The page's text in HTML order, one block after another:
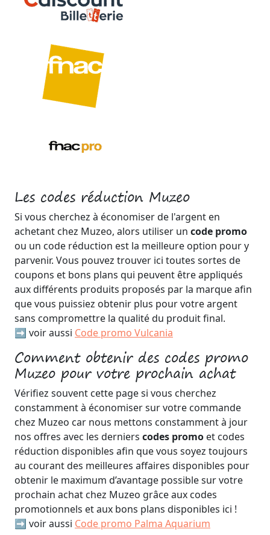
Les codes réduction Muzeo
Si vous cherchez à économiser de l'argent en
achetant chez Muzeo, alors utiliser un code promo
ou un code réduction est la meilleure option pour y
parvenir. Vous pouvez trouver ici toutes sortes de
coupons et bons plans qui peuvent être appliqués
aux différents produits proposés par la marque afin
que vous puissiez obtenir plus pour votre argent
sans compromettre la qualité du produit final.
➡️ voir aussi Code promo Vulcania
Comment obtenir des codes promo
Muzeo pour votre prochain achat
Vérifiez souvent cette page si vous cherchez
constamment à économiser sur votre commande
chez Muzeo car nous mettons constamment à jour
nos offres avec les derniers codes promo et codes
réduction disponibles afin que vous soyez toujours
au courant des meilleures affaires disponibles pour
obtenir le maximum d’avantage possible sur votre
prochain achat chez Muzeo grâce aux codes
promotionnels et aux bons plans disponibles ici !
➡️ voir aussi Code promo Palma Aquarium